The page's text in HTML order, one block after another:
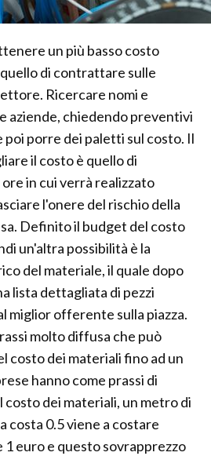
un più basso costo
di contrattare sulle
Ricercare nomi e
aziende, chiedendo preventivi
porre dei paletti sul costo. Il
il costo è quello di
in cui verrà realizzato
l'onere del rischio della
Definito il budget del costo
un'altra possibilità è la
del materiale, il quale dopo
lista dettagliata di pezzi
miglior offerente sulla piazza.
molto diffusa che può
costo dei materiali fino ad un
hanno come prassi di
dei materiali, un metro di
costa 0.5 viene a costare
euro e questo sovrapprezzo